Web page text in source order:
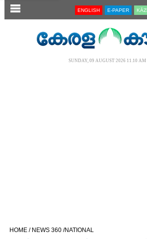
SECTIONS
CINEMA
ENGLISH E-PAPER
SUNDAY, 09 AUGUST 2026 11.10 AM
HOME / NEWS 360 /NATIONAL